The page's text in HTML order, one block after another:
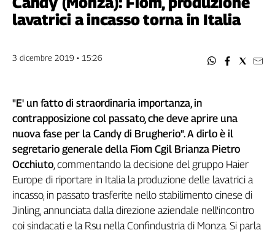
Filcams
Filctem
Filt
Flai
Flc
Fp
Nidil
Slc
Spi
Inca
Caaf
lavatrici a incasso torna in Italia
3 dicembre 2019 • 15:26
"E' un fatto di straordinaria importanza, in
contrapposizione col passato, che deve aprire una
nuova fase per la Candy di Brugherio". A dirlo è il
segretario generale della Fiom Cgil Brianza Pietro
Occhiuto, commentando la decisione del gruppo Haier
Europe di riportare in Italia la produzione delle lavatrici a
incasso, in passato trasferite nello stabilimento cinese di
Jinling, annunciata dalla direzione aziendale nell'incontro
coi sindacati e la Rsu nella Confindustria di Monza. Si parla